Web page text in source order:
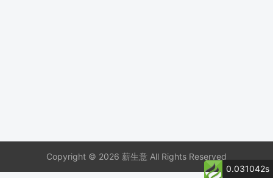
Copyright © 2026 薪生意 All Rights Reserved
0.031042s